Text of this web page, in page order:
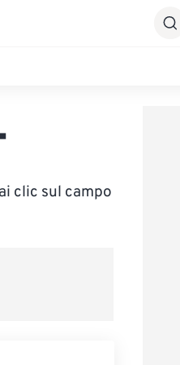
clic sul campo